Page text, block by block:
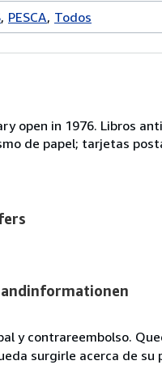
PESCA Todos
open in 1976. Libros
de papel; tarjetas
y contrareembolso.
surgirle acerca de su